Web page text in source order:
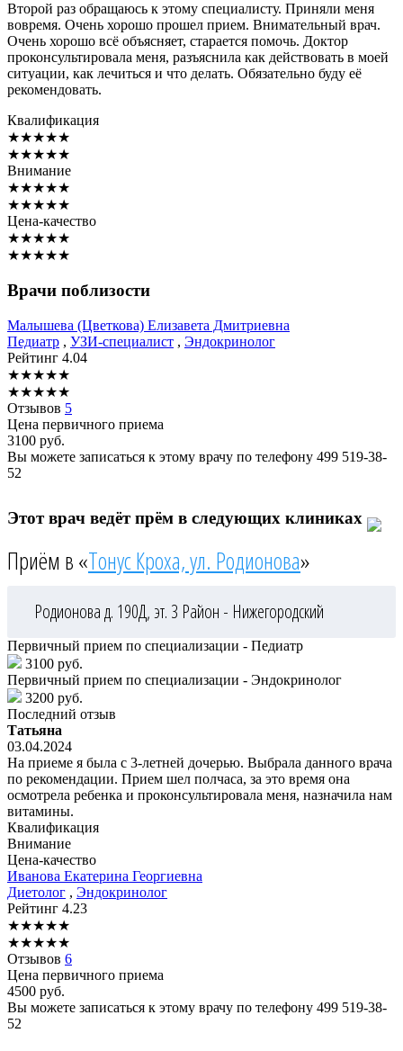
Второй раз обращаюсь к этому специалисту. Приняли меня
вовремя. Очень хорошо прошел прием. Внимательный врач.
Очень хорошо всё объясняет, старается помочь. Доктор
проконсультировала меня, разъяснила как действовать в моей
ситуации, как лечиться и что делать. Обязательно буду её
рекомендовать.
Квалификация
★★★★★
★★★★★
Внимание
★★★★★
★★★★★
Цена-качество
★★★★★
★★★★★
Врачи поблизости
Малышева (Цветкова) Елизавета Дмитриевна
Педиатр , УЗИ-специалист , Эндокринолог
Рейтинг 4.04
★★★★★
★★★★★
Отзывов 5
Цена первичного приема
3100 руб.
Вы можете записаться к этому врачу по телефону 499 519-38-
52
Этот врач ведёт прём в следующих клиниках
Приём в «Тонус Кроха, ул. Родионова»
Родионова д. 190Д, эт. 3 Район - Нижегородский
Первичный прием по специализации - Педиатр
3100 руб.
Первичный прием по специализации - Эндокринолог
3200 руб.
Последний отзыв
Татьяна
03.04.2024
На приеме я была с 3-летней дочерью. Выбрала данного врача
по рекомендации. Прием шел полчаса, за это время она
осмотрела ребенка и проконсультировала меня, назначила нам
витамины.
Квалификация
Внимание
Цена-качество
Иванова Екатерина Георгиевна
Диетолог , Эндокринолог
Рейтинг 4.23
★★★★★
★★★★★
Отзывов 6
Цена первичного приема
4500 руб.
Вы можете записаться к этому врачу по телефону 499 519-38-
52